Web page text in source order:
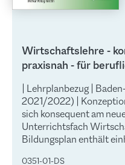
Wirtschaftslehre -
praxisnah - für
| Lehrplanbezug |
2021/2022) | Konzeption | Das Schulbuch orientiert
sich konsequent am
Unterrichtsfach
Bildungsplan enthält
0351-01-DS